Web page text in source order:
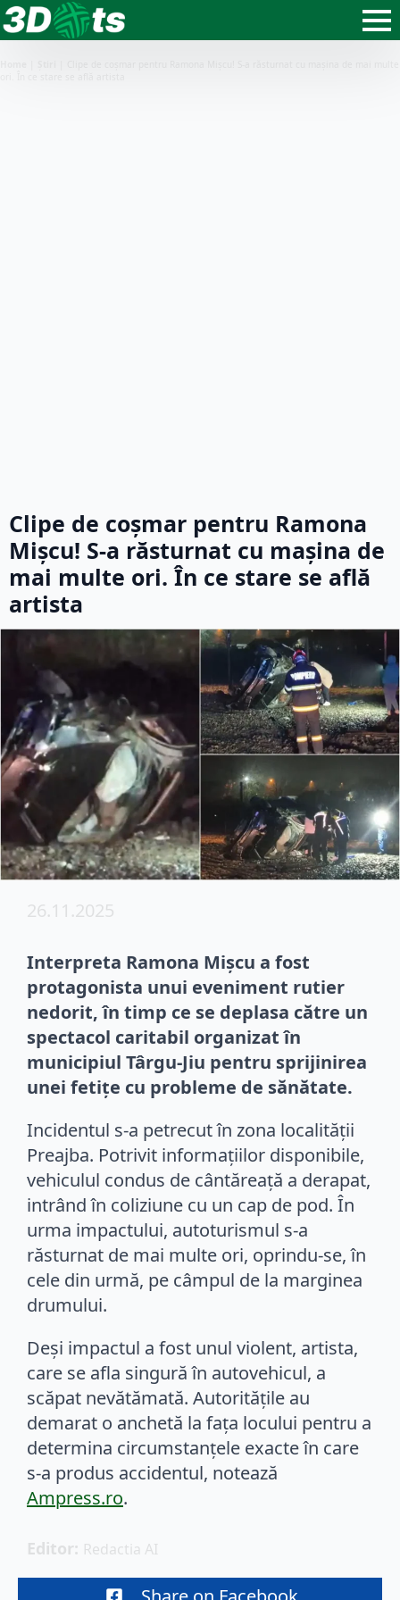
Clipe de coșmar pentru Ramona
Mișcu! S-a răsturnat cu mașina de
mai multe ori. În ce stare se află
artista
26.11.2025
Interpreta Ramona Mișcu a fost
protagonista unui eveniment rutier
nedorit, în timp ce se deplasa către un
spectacol caritabil organizat în
municipiul Târgu-Jiu pentru sprijinirea
unei fetițe cu probleme de sănătate.
Incidentul s-a petrecut în zona localității
Preajba. Potrivit informațiilor disponibile,
vehiculul condus de cântăreață a derapat,
intrând în coliziune cu un cap de pod. În
urma impactului, autoturismul s-a
răsturnat de mai multe ori, oprindu-se, în
cele din urmă, pe câmpul de la marginea
drumului.
Deși impactul a fost unul violent, artista,
care se afla singură în autovehicul, a
scăpat nevătămată. Autoritățile au
demarat o anchetă la fața locului pentru a
determina circumstanțele exacte în care
s-a produs accidentul, notează
Ampress.ro.
Editor: Redactia AI